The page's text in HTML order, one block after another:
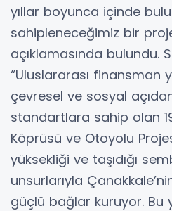
yıllar boyunca içinde
sahipleneceğimiz bir
açıklamasında bulundu.
“Uluslararası finansman
çevresel ve sosyal
standartlara sahip olan
Köprüsü ve Otoyolu
yüksekliği ve taşıdığı
unsurlarıyla
güçlü bağlar kuruyor. Bu